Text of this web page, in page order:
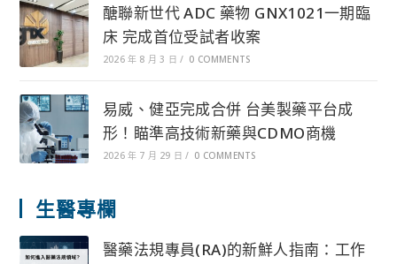
醣聯新世代 ADC 藥物 GNX1021一期臨
床 完成首位受試者收案
2026 年 8 月 3 日 / 0 COMMENTS
易威、健亞完成合併 台美製藥平台成
形！瞄準高技術新藥與CDMO商機
2026 年 7 月 29 日 / 0 COMMENTS
生醫專欄
醫藥法規專員(RA)的新鮮人指南：工作